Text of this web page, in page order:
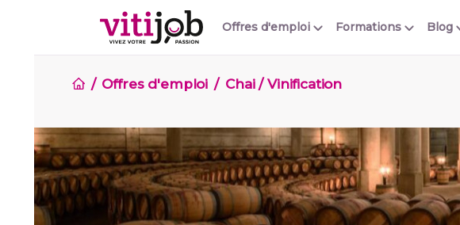
Offres d'emploi Blog
Formations
Offres d'emploi Chai / Vinification